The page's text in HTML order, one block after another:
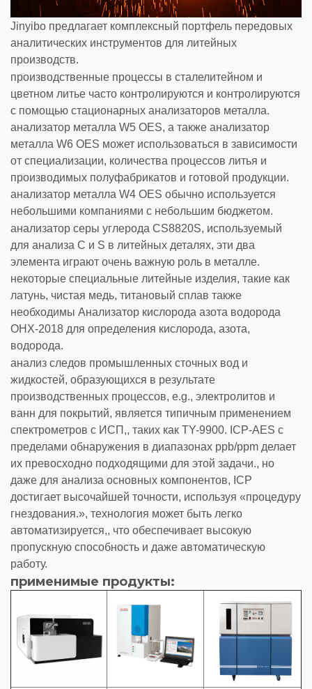
Jinyibo предлагает комплексный портфель передовых
аналитических инструментов для литейных
производств.
производственные процессы в сталелитейном и
цветном литье часто контролируются и контролируются
с помощью стационарных анализаторов металла.
анализатор металла W5 OES, а также анализатор
металла W6 OES может использоваться в зависимости
от специализации, количества процессов литья и
производимых полуфабрикатов и готовой продукции.
анализатор металла W4 OES обычно используется
небольшими компаниями с небольшим бюджетом.
анализатор серы углерода CS8820S, используемый
для анализа C и S в литейных деталях, эти два
элемента играют очень важную роль в металле.
некоторые специальные литейные изделия, такие как
латунь, чистая медь, титановый сплав также
необходимы Анализатор кислорода азота водорода
ОНХ-2018 для определения кислорода, азота,
водорода.
анализ следов промышленных сточных вод и
жидкостей, образующихся в результате
производственных процессов, e.g., электролитов и
ванн для покрытий, является типичным применением
спектрометров с ИСП,, таких как TY-9900. ICP-AES с
пределами обнаружения в диапазонах ppb/ppm делает
их превосходно подходящими для этой задачи., но
даже для анализа основных компонентов, ICP
достигает высочайшей точности, используя «процедуру
гнездования.», технология может быть легко
автоматизируется,, что обеспечивает высокую
пропускную способность и даже автоматическую
работу.
применимые продукты: